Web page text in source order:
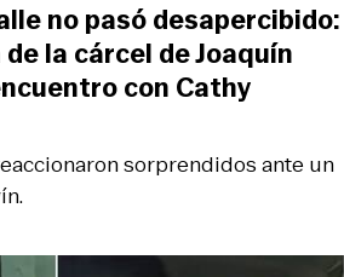
sorprendidos ante un
no pasó desapercibido:
la cárcel de Joaquín
con Cathy